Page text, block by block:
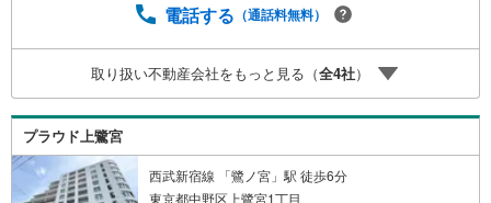
せん。唯一無二の不動産をお手伝いいたします。 キッズル
で楽しくご検討頂けるようご案内しておりますのでぜひ、
お気軽にお問い合わせください。 営業時間: 9:00 - 20:
00
電話する （通話料無料）
取り扱い不動産会社をもっと見る（全4社）
プラウド上鷺宮
西武新宿線 「鷺ノ宮」駅 徒歩6分
東京都中野区上鷺宮1丁目